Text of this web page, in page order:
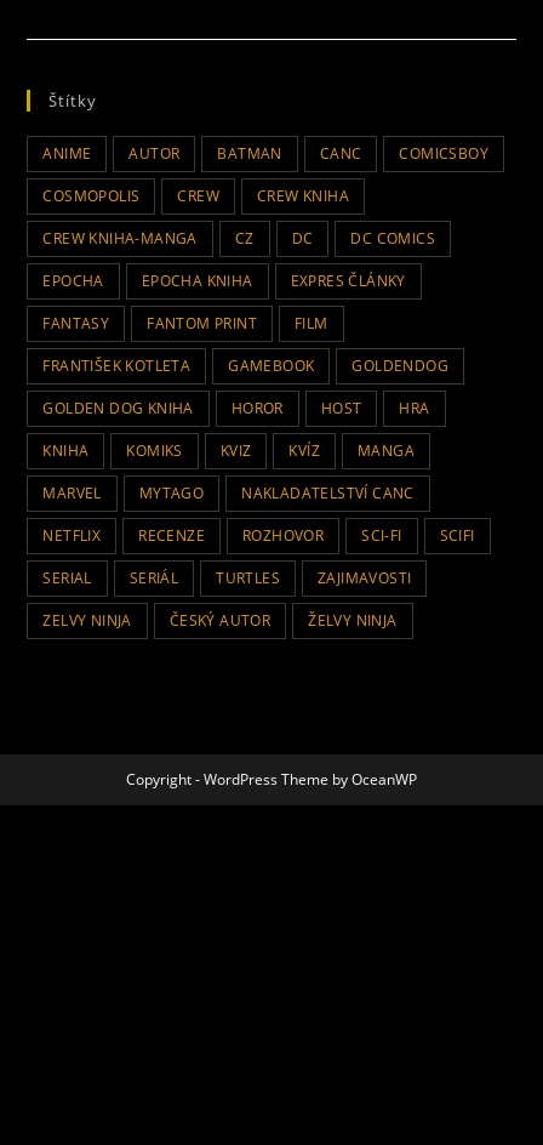
Štítky
ANIME AUTOR BATMAN CANC COMICSBOY
COSMOPOLIS CREW CREW KNIHA
CREW KNIHA-MANGA CZ DC DC COMICS
EPOCHA EPOCHA KNIHA EXPRES ČLÁNKY
FANTASY FANTOM PRINT FILM
FRANTIŠEK KOTLETA GAMEBOOK GOLDENDOG
GOLDEN DOG KNIHA HOROR HOST HRA
KNIHA KOMIKS KVIZ KVÍZ MANGA
MARVEL MYTAGO NAKLADATELSTVÍ CANC
NETFLIX RECENZE ROZHOVOR SCI-FI SCIFI
SERIAL SERIÁL TURTLES ZAJIMAVOSTI
ZELVY NINJA ČESKÝ AUTOR ŽELVY NINJA
Copyright - WordPress Theme by OceanWP